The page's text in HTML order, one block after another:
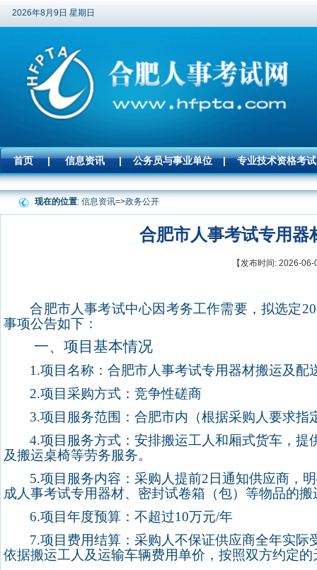
2026年8月9日 星期日
首页 | 信息资讯 | 公务员与事业单位 | 专业技术资格考试
现在的位置: 信息资讯=>政务公开
合肥市人事考试专用器
【发布时间: 2026-
合肥市人事考试中心因考务工作需要，拟选定
事项公告如下：
一、项目基本情况
1.项目名称：合肥市人事考试专用器材搬运及配
2.项目采购方式：竞争性磋商
3.项目服务范围：合肥市内（根据采购人要求指
4.项目 服务方式 ：安排搬运工人和厢式货车，提
及搬运桌椅等劳务服务。
5.项目 服务内容 ：采购人提前2 日通知供应商，
成人事考试专用器材、密封试卷箱（包）等物品的搬
6.项目年度预算：不超过10万元/年
7.项目费用结算：采购人不保证供应商全年实
依据搬运工人及运输车辆费用单价，按照双方约定